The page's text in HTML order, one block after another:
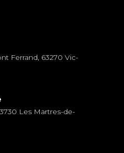
Ferrand, 63270 Vic-
Les Martres-de-